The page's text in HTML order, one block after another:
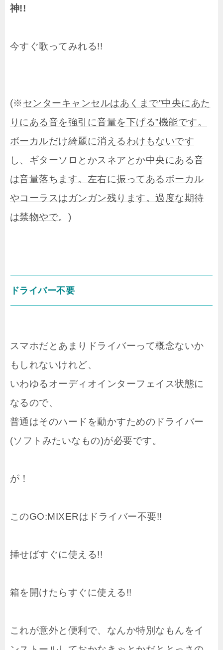
神!!
今すぐ歌ってみれる!!
(※センターキャンセルはあくまで”中央にあた
りにある音を強引に音量を下げる”機能です。
ボーカルだけ綺麗に消えるわけもないです
し、ギターソロとかスネアとか中央にある音
は音量落ちます。左右に振ってあるボーカル
やコーラスはガンガン残ります。過度な期待
は禁物やで。)
ドライバー不要
スマホだとあまりドライバーって概念ないか
もしれないけれど、
いわゆるオーディオインターフェイス状態に
なるので、
普通はそのハードを動かすためのドライバー
(ソフトみたいなもの)が必要です。
が！
このGO:MIXERはドライバー不要!!
挿せばすぐに使える!!
箱を開けたらすぐに使える!!
これが意外と便利で、なんか特別なもんをイ